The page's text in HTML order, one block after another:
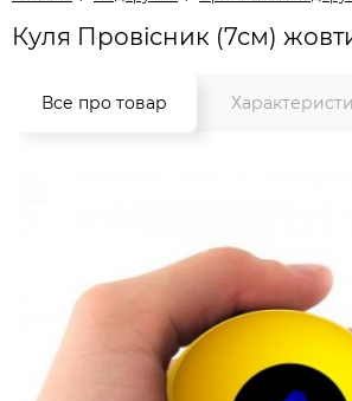
Куля Провісник (7см)
Все про товар